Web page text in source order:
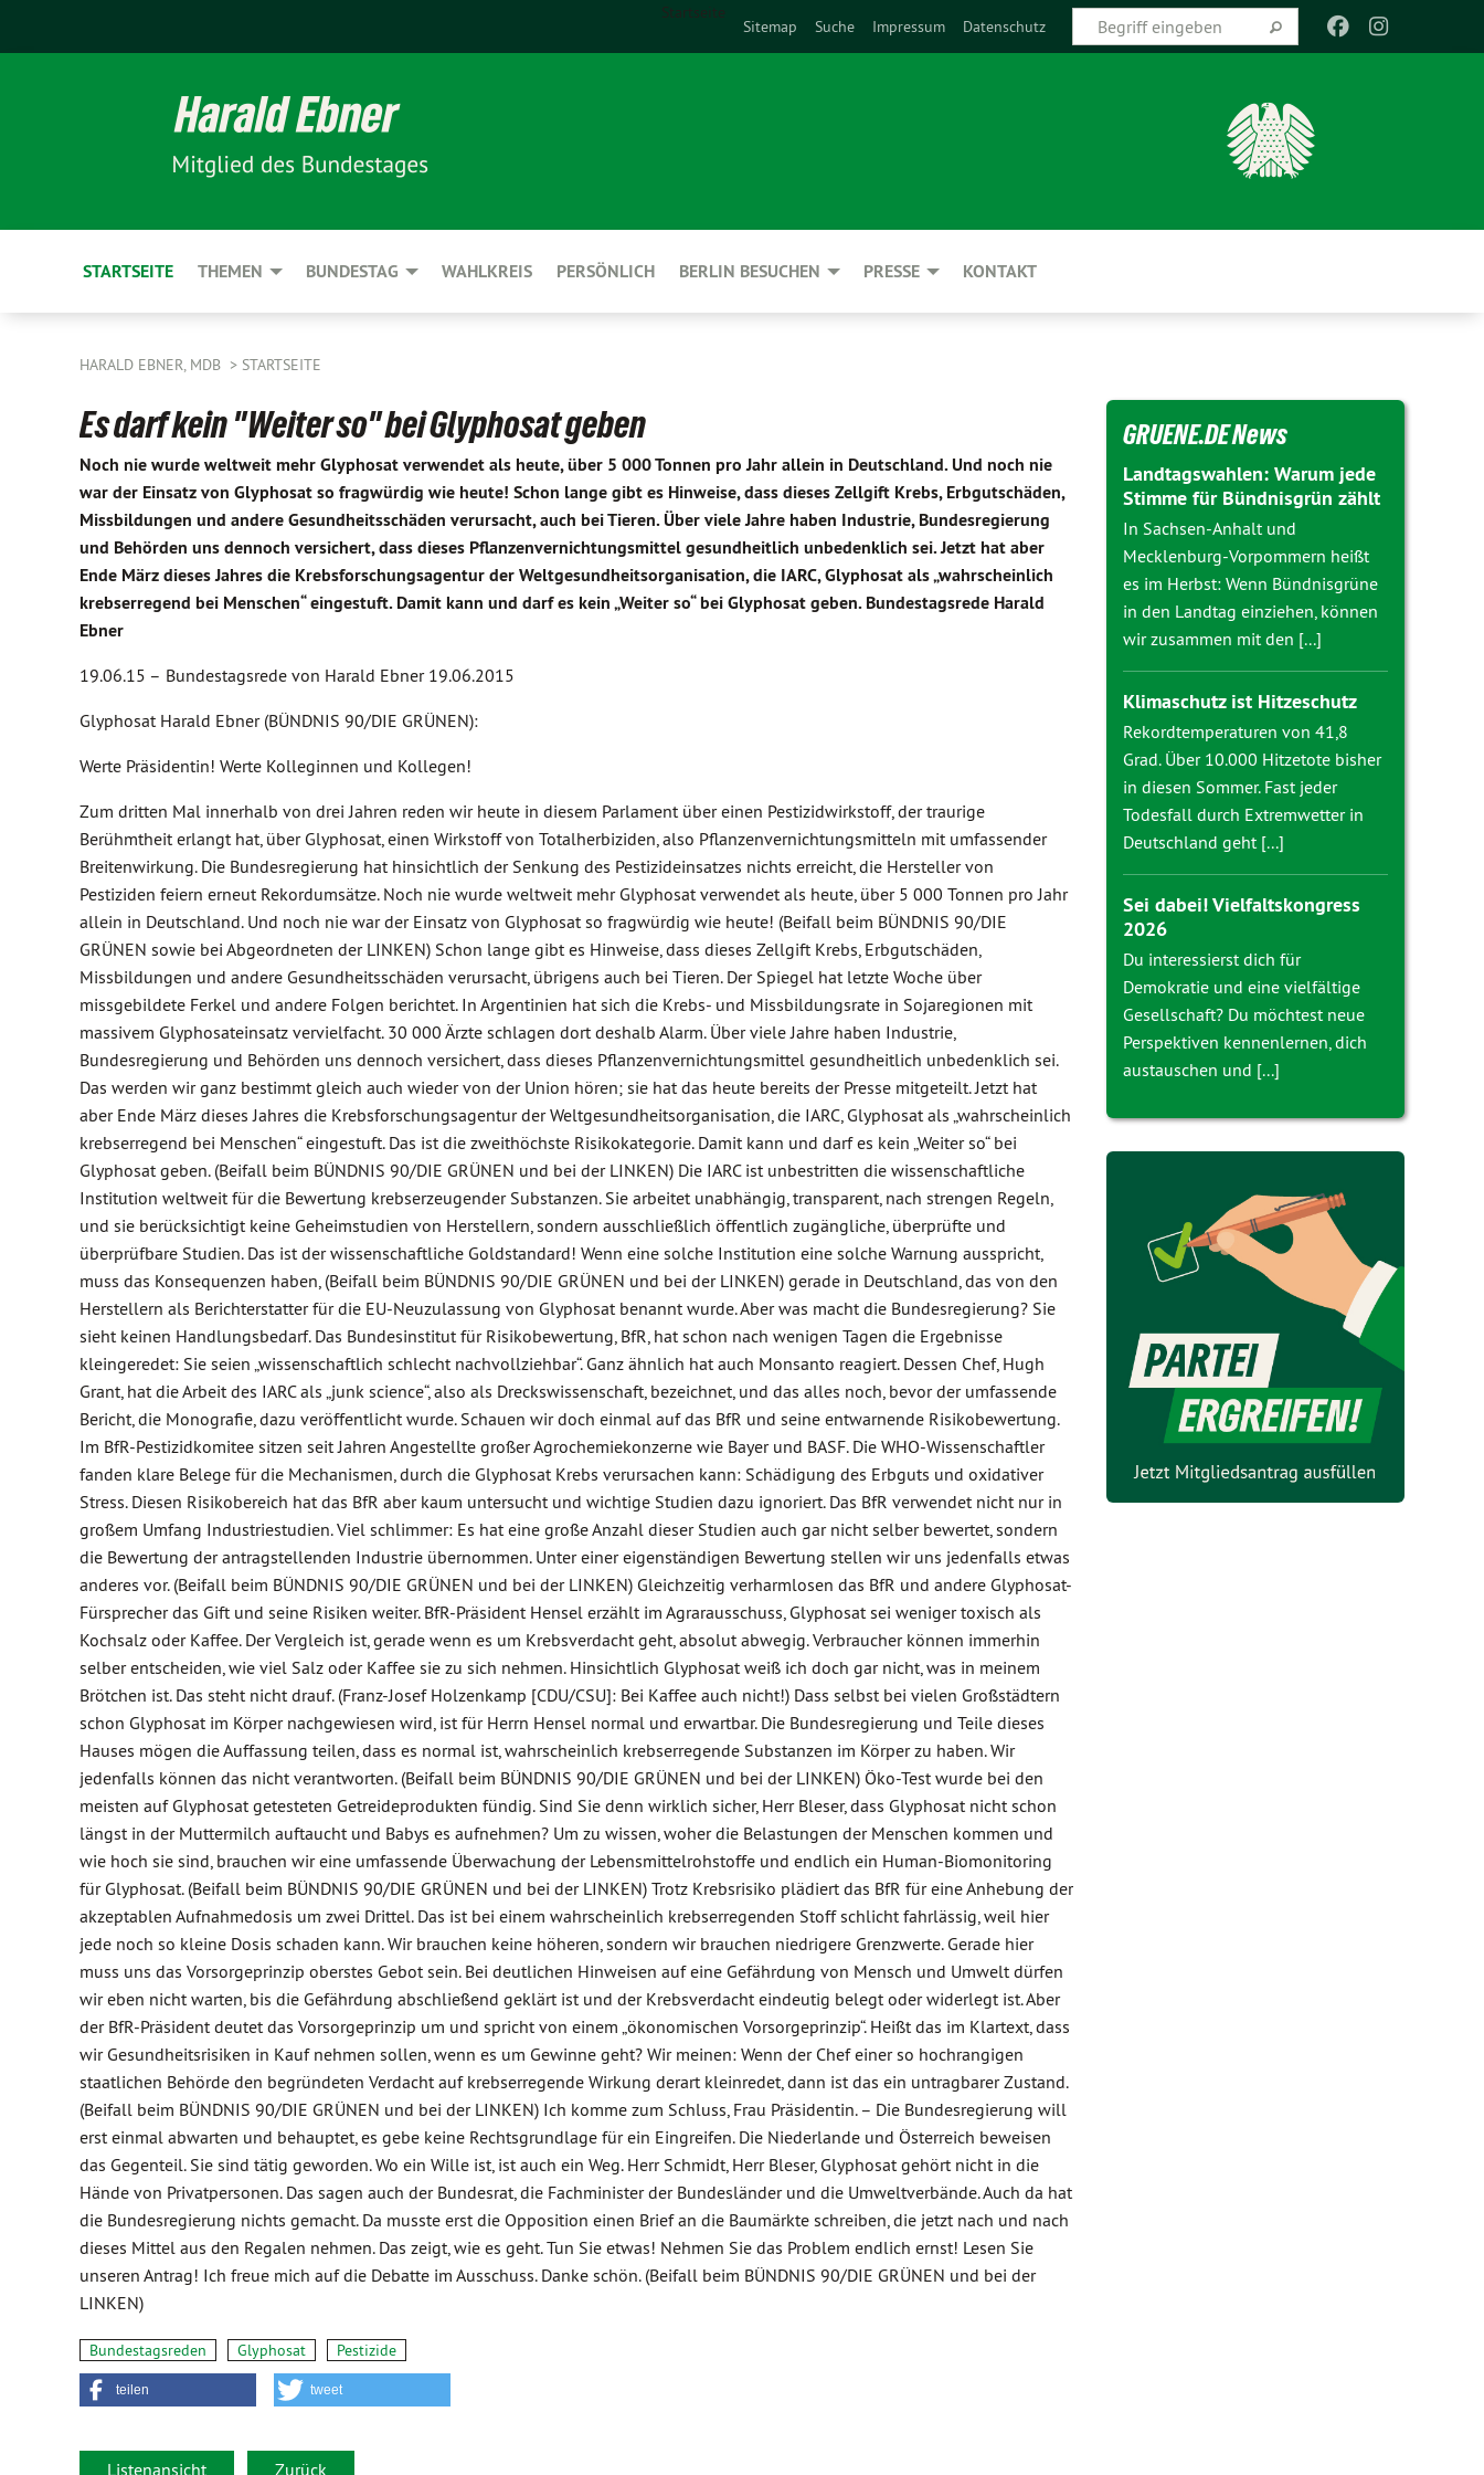
Startseite
Sitemap Suche Impressum Datenschutz
STARTSEITE THEMEN BUNDESTAG WAHLKREIS PERSÖNLICH BERLIN BESUCHEN PRESSE KONTAKT
HARALD EBNER, MDB STARTSEITE
Es darf kein "Weiter so" bei Glyphosat geben
Noch nie wurde weltweit mehr Glyphosat verwendet als heute, über 5 000 Tonnen pro Jahr allein in Deutschland. Und noch nie
war der Einsatz von Glyphosat so fragwürdig wie heute! Schon lange gibt es Hinweise, dass dieses Zellgift Krebs, Erbgutschäden,
Missbildungen und andere Gesundheitsschäden verursacht, auch bei Tieren. Über viele Jahre haben Industrie, Bundesregierung
und Behörden uns dennoch versichert, dass dieses Pflanzenvernichtungsmittel gesundheitlich unbedenklich sei. Jetzt hat aber
Ende März dieses Jahres die Krebsforschungsagentur der Weltgesundheitsorganisation, die IARC, Glyphosat als „wahrscheinlich
krebserregend bei Menschen“ eingestuft. Damit kann und darf es kein „Weiter so“ bei Glyphosat geben. Bundestagsrede Harald
Ebner
19.06.15 – Bundestagsrede von Harald Ebner 19.06.2015
Glyphosat Harald Ebner (BÜNDNIS 90/DIE GRÜNEN):
Werte Präsidentin! Werte Kolleginnen und Kollegen!
Zum dritten Mal innerhalb von drei Jahren reden wir heute in diesem Parlament über einen Pestizidwirkstoff, der traurige
Berühmtheit erlangt hat, über Glyphosat, einen Wirkstoff von Totalherbiziden, also Pflanzenvernichtungsmitteln mit umfassender
Breitenwirkung. Die Bundesregierung hat hinsichtlich der Senkung des Pestizideinsatzes nichts erreicht, die Hersteller von
Pestiziden feiern erneut Rekordumsätze. Noch nie wurde weltweit mehr Glyphosat verwendet als heute, über 5 000 Tonnen pro Jahr
allein in Deutschland. Und noch nie war der Einsatz von Glyphosat so fragwürdig wie heute! (Beifall beim BÜNDNIS 90/DIE
GRÜNEN sowie bei Abgeordneten der LINKEN) Schon lange gibt es Hinweise, dass dieses Zellgift Krebs, Erbgutschäden,
Missbildungen und andere Gesundheitsschäden verursacht, übrigens auch bei Tieren. Der Spiegel hat letzte Woche über
missgebildete Ferkel und andere Folgen berichtet. In Argentinien hat sich die Krebs- und Missbildungsrate in Sojaregionen mit
massivem Glyphosateinsatz vervielfacht. 30 000 Ärzte schlagen dort deshalb Alarm. Über viele Jahre haben Industrie,
Bundesregierung und Behörden uns dennoch versichert, dass dieses Pflanzenvernichtungsmittel gesundheitlich unbedenklich sei.
Das werden wir ganz bestimmt gleich auch wieder von der Union hören; sie hat das heute bereits der Presse mitgeteilt. Jetzt hat
aber Ende März dieses Jahres die Krebsforschungsagentur der Weltgesundheitsorganisation, die IARC, Glyphosat als „wahrscheinlich
krebserregend bei Menschen“ eingestuft. Das ist die zweithöchste Risikokategorie. Damit kann und darf es kein „Weiter so“ bei
Glyphosat geben. (Beifall beim BÜNDNIS 90/DIE GRÜNEN und bei der LINKEN) Die IARC ist unbestritten die wissenschaftliche
Institution weltweit für die Bewertung krebserzeugender Substanzen. Sie arbeitet unabhängig, transparent, nach strengen Regeln,
und sie berücksichtigt keine Geheimstudien von Herstellern, sondern ausschließlich öffentlich zugängliche, überprüfte und
überprüfbare Studien. Das ist der wissenschaftliche Goldstandard! Wenn eine solche Institution eine solche Warnung ausspricht,
muss das Konsequenzen haben, (Beifall beim BÜNDNIS 90/DIE GRÜNEN und bei der LINKEN) gerade in Deutschland, das von den
Herstellern als Berichterstatter für die EU-Neuzulassung von Glyphosat benannt wurde. Aber was macht die Bundesregierung? Sie
sieht keinen Handlungsbedarf. Das Bundesinstitut für Risikobewertung, BfR, hat schon nach wenigen Tagen die Ergebnisse
kleingeredet: Sie seien „wissenschaftlich schlecht nachvollziehbar“. Ganz ähnlich hat auch Monsanto reagiert. Dessen Chef, Hugh
Grant, hat die Arbeit des IARC als „junk science“, also als Dreckswissenschaft, bezeichnet, und das alles noch, bevor der umfassende
Bericht, die Monografie, dazu veröffentlicht wurde. Schauen wir doch einmal auf das BfR und seine entwarnende Risikobewertung.
Im BfR-Pestizidkomitee sitzen seit Jahren Angestellte großer Agrochemiekonzerne wie Bayer und BASF. Die WHO-Wissenschaftler
fanden klare Belege für die Mechanismen, durch die Glyphosat Krebs verursachen kann: Schädigung des Erbguts und oxidativer
Stress. Diesen Risikobereich hat das BfR aber kaum untersucht und wichtige Studien dazu ignoriert. Das BfR verwendet nicht nur in
großem Umfang Industriestudien. Viel schlimmer: Es hat eine große Anzahl dieser Studien auch gar nicht selber bewertet, sondern
die Bewertung der antragstellenden Industrie übernommen. Unter einer eigenständigen Bewertung stellen wir uns jedenfalls etwas
anderes vor. (Beifall beim BÜNDNIS 90/DIE GRÜNEN und bei der LINKEN) Gleichzeitig verharmlosen das BfR und andere Glyphosat-
Fürsprecher das Gift und seine Risiken weiter. BfR-Präsident Hensel erzählt im Agrarausschuss, Glyphosat sei weniger toxisch als
Kochsalz oder Kaffee. Der Vergleich ist, gerade wenn es um Krebsverdacht geht, absolut abwegig. Verbraucher können immerhin
selber entscheiden, wie viel Salz oder Kaffee sie zu sich nehmen. Hinsichtlich Glyphosat weiß ich doch gar nicht, was in meinem
Brötchen ist. Das steht nicht drauf. (Franz-Josef Holzenkamp [CDU/CSU]: Bei Kaffee auch nicht!) Dass selbst bei vielen Großstädtern
schon Glyphosat im Körper nachgewiesen wird, ist für Herrn Hensel normal und erwartbar. Die Bundesregierung und Teile dieses
Hauses mögen die Auffassung teilen, dass es normal ist, wahrscheinlich krebserregende Substanzen im Körper zu haben. Wir
jedenfalls können das nicht verantworten. (Beifall beim BÜNDNIS 90/DIE GRÜNEN und bei der LINKEN) Öko-Test wurde bei den
meisten auf Glyphosat getesteten Getreideprodukten fündig. Sind Sie denn wirklich sicher, Herr Bleser, dass Glyphosat nicht schon
längst in der Muttermilch auftaucht und Babys es aufnehmen? Um zu wissen, woher die Belastungen der Menschen kommen und
wie hoch sie sind, brauchen wir eine umfassende Überwachung der Lebensmittelrohstoffe und endlich ein Human-Biomonitoring
für Glyphosat. (Beifall beim BÜNDNIS 90/DIE GRÜNEN und bei der LINKEN) Trotz Krebsrisiko plädiert das BfR für eine Anhebung der
akzeptablen Aufnahmedosis um zwei Drittel. Das ist bei einem wahrscheinlich krebserregenden Stoff schlicht fahrlässig, weil hier
jede noch so kleine Dosis schaden kann. Wir brauchen keine höheren, sondern wir brauchen niedrigere Grenzwerte. Gerade hier
muss uns das Vorsorgeprinzip oberstes Gebot sein. Bei deutlichen Hinweisen auf eine Gefährdung von Mensch und Umwelt dürfen
wir eben nicht warten, bis die Gefährdung abschließend geklärt ist und der Krebsverdacht eindeutig belegt oder widerlegt ist. Aber
der BfR-Präsident deutet das Vorsorgeprinzip um und spricht von einem „ökonomischen Vorsorgeprinzip“. Heißt das im Klartext, dass
wir Gesundheitsrisiken in Kauf nehmen sollen, wenn es um Gewinne geht? Wir meinen: Wenn der Chef einer so hochrangigen
staatlichen Behörde den begründeten Verdacht auf krebserregende Wirkung derart kleinredet, dann ist das ein untragbarer Zustand.
(Beifall beim BÜNDNIS 90/DIE GRÜNEN und bei der LINKEN) Ich komme zum Schluss, Frau Präsidentin. – Die Bundesregierung will
erst einmal abwarten und behauptet, es gebe keine Rechtsgrundlage für ein Eingreifen. Die Niederlande und Österreich beweisen
das Gegenteil. Sie sind tätig geworden. Wo ein Wille ist, ist auch ein Weg. Herr Schmidt, Herr Bleser, Glyphosat gehört nicht in die
Hände von Privatpersonen. Das sagen auch der Bundesrat, die Fachminister der Bundesländer und die Umweltverbände. Auch da hat
die Bundesregierung nichts gemacht. Da musste erst die Opposition einen Brief an die Baumärkte schreiben, die jetzt nach und nach
dieses Mittel aus den Regalen nehmen. Das zeigt, wie es geht. Tun Sie etwas! Nehmen Sie das Problem endlich ernst! Lesen Sie
unseren Antrag! Ich freue mich auf die Debatte im Ausschuss. Danke schön. (Beifall beim BÜNDNIS 90/DIE GRÜNEN und bei der
LINKEN)
Bundestagsreden Glyphosat Pestizide
teilen tweet
Listenansicht Zurück
GRUENE.DE News
Landtagswahlen: Warum jede
Stimme für Bündnisgrün zählt
In Sachsen-Anhalt und
Mecklenburg-Vorpommern heißt
es im Herbst: Wenn Bündnisgrüne
in den Landtag einziehen, können
wir zusammen mit den [...]
Klimaschutz ist Hitzeschutz
Rekordtemperaturen von 41,8
Grad. Über 10.000 Hitzetote bisher
in diesen Sommer. Fast jeder
Todesfall durch Extremwetter in
Deutschland geht [...]
Sei dabei! Vielfaltskongress
2026
Du interessierst dich für
Demokratie und eine vielfältige
Gesellschaft? Du möchtest neue
Perspektiven kennenlernen, dich
austauschen und [...]